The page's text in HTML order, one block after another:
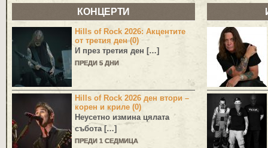
КОНЦЕРТИ
Hills of Rock 2026: Акцентите
от третия ден (0)
И през третия ден […]
ПРЕДИ 5 ДНИ
Hills of Rock 2026 ден втори –
корен и криле (0)
Неусетно измина цялата
събота […]
ПРЕДИ 1 СЕДМИЦА